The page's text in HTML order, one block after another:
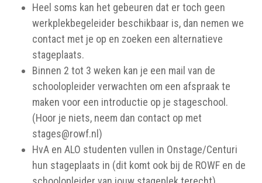
Heel soms kan het gebeuren dat er toch geen
werkplekbegeleider beschikbaar is, dan nemen we
contact met je op en zoeken een alternatieve
stageplaats.
Binnen 2 tot 3 weken kan je een mail van de
schoolopleider verwachten om een afspraak te
maken voor een introductie op je stageschool.
(Hoor je niets, neem dan contact op met
stages@rowf.nl)
HvA en ALO studenten vullen in Onstage/Centuri
hun stageplaats in (dit komt ook bij de ROWF en de